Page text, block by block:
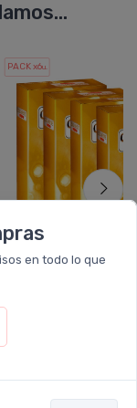
en todo lo que
PACK x6u.
$899.994